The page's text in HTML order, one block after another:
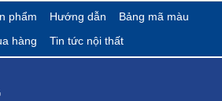
phẩm Hướng dẫn
Bảng mã màu
hàng Tin tức nội thất